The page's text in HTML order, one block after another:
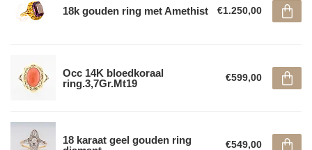
18k gouden ring met Amethist €1.250,00
Occ 14K bloedkoraal
ring.3,7Gr.Mt19
€599,00
18 karaat geel gouden ring
€549,00